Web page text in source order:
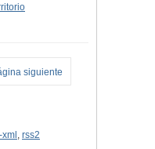
siguiente
, rss2